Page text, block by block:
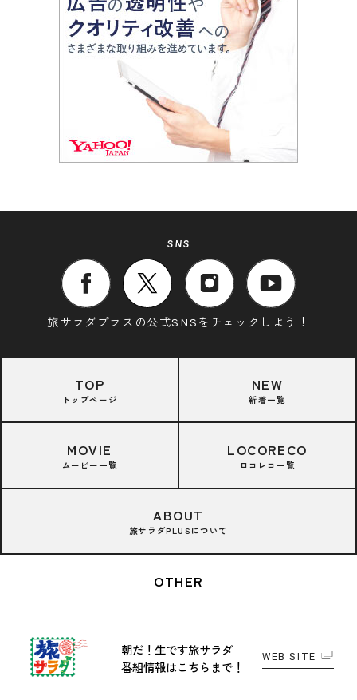
SNS
旅サラダプラスの公式SNSをチェックしよう！
TOP
トップページ
NEW
新着一覧
MOVIE
ムービー一覧
LOCORECO
ロコレコ一覧
ABOUT
旅サラダPLUSについて
OTHER
朝だ！生です旅サラダ
番組情報はこちらまで！
WEB SITE